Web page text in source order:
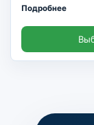
Счета
Платежи,
Подробнее